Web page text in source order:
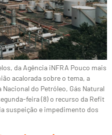
da Agência iNFRA Pouco mais
acalorada sobre o tema, a
do Petróleo, Gás Natural
feira (8) o recurso da Refit
suspeição e impedimento dos